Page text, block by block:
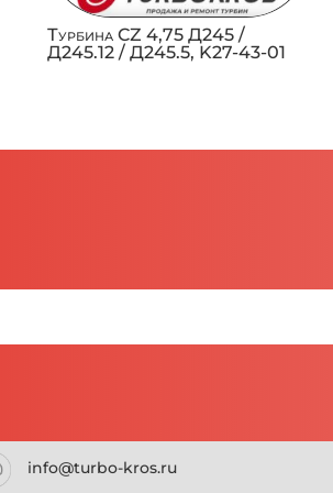
Турбина CZ 4,75 Д245 /
Д245.12 / Д245.5, K27-43-01
info@turbo-kros.ru